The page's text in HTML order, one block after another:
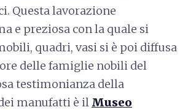
Questa lavorazione
e preziosa con la quale si
quadri, vasi si è poi diffusa
delle famiglie nobili del
testimonianza della
manufatti è il Museo